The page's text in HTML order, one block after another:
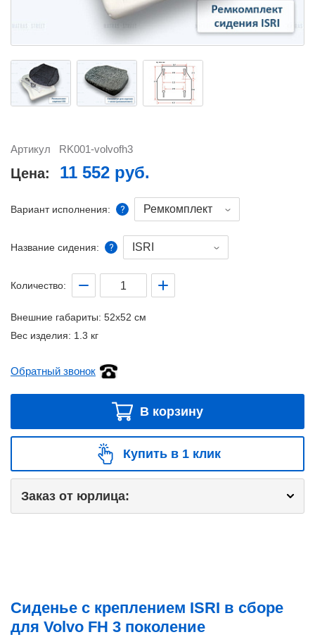
Артикул RK001-volvofh3
Цена: 11 552 руб.
Вариант исполнения: Ремкомплект
Название сидения: ISRI
Количество:
Внешние габариты: 52x52 см
Вес изделия: 1.3 кг
Обратный звонок
В корзину
Купить в 1 клик
Заказ от юрлица:
Сиденье с креплением ISRI в сборе
для Volvo FH 3 поколение